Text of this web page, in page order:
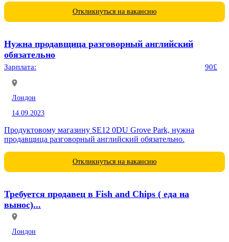
Откликнуться на вакансию
Нужна продавщица разговорный английский
обязательно
Зарплата: 90£
Лондон
14.09.2023
Продуктовому магазину SE12 0DU Grove Park, нужна
продавщица разговорный английский обязательно.
Откликнуться на вакансию
Требуется продавец в Fish and Chips ( еда на
вынос)...
Лондон